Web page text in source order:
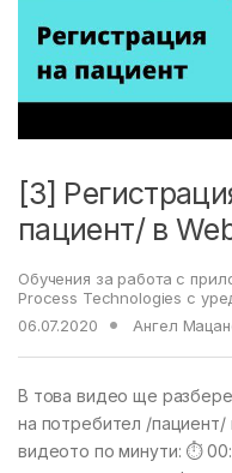
[3]
пациент/ в
Обучения за работа с
Process Technologies с
06.07.2020
Ангел
В това видео ще
на потребител /
видеото по минути: ⏱